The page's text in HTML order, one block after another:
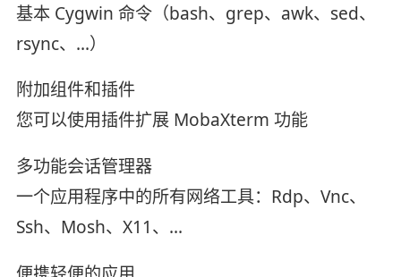
基本 Cygwin 命令（bash、grep、awk、sed、
rsync、...）
附加组件和插件
您可以使用插件扩展 MobaXterm 功能
多功能会话管理器
一个应用程序中的所有网络工具：Rdp、Vnc、
Ssh、Mosh、X11、...